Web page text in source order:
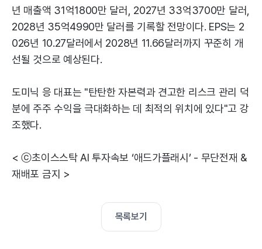
년 매출액 31억1800만 달러, 2027년 33억3700만 달러,
2028년 35억4990만 달러를 기록할 전망이다. EPS는 2
026년 10.27달러에서 2028년 11.66달러까지 꾸준히 개
선될 것으로 예상된다.
도미닉 응 대표는 "탄탄한 자본력과 견고한 리스크 관리 덕
분에 주주 수익을 극대화하는 데 최적의 위치에 있다"고 강
조했다.
< ⓒ초이스스탁 AI 투자속보 ‘애드가플래시’ - 무단전재 &
재배포 금지 >
목록보기